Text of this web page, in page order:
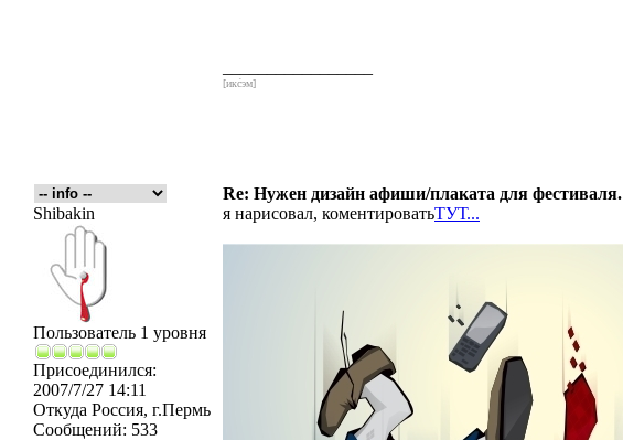
[икс́эм]
Re: Нужен дизайн афиши/плаката для фестиваля.
Shibakin
Пользователь 1 уровня
Присоединился:
2007/7/27 14:11
Откуда Россия, г.Пермь
Сообщений: 533
я нарисовал, коментироватьТУТ...